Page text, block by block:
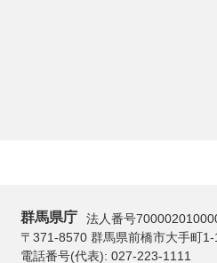
群馬県庁
法人番号
〒371-8570 群馬県前橋市大手町1-
電話番号(代表): 027-223-1111